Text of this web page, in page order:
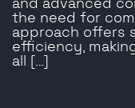
and advanced
the need for
approach offers
efficiency,
all […]